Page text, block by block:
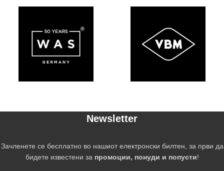
Newsletter
Зачленете се бесплатно во нашиот електронски билтен, за први да
бидете известени за промоции, понуди и попусти!